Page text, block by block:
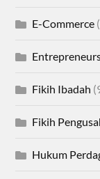
E-Commerce
Fikih Ibadah
Fikih
Hukum